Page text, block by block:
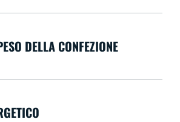
DELLA CONFEZIONE